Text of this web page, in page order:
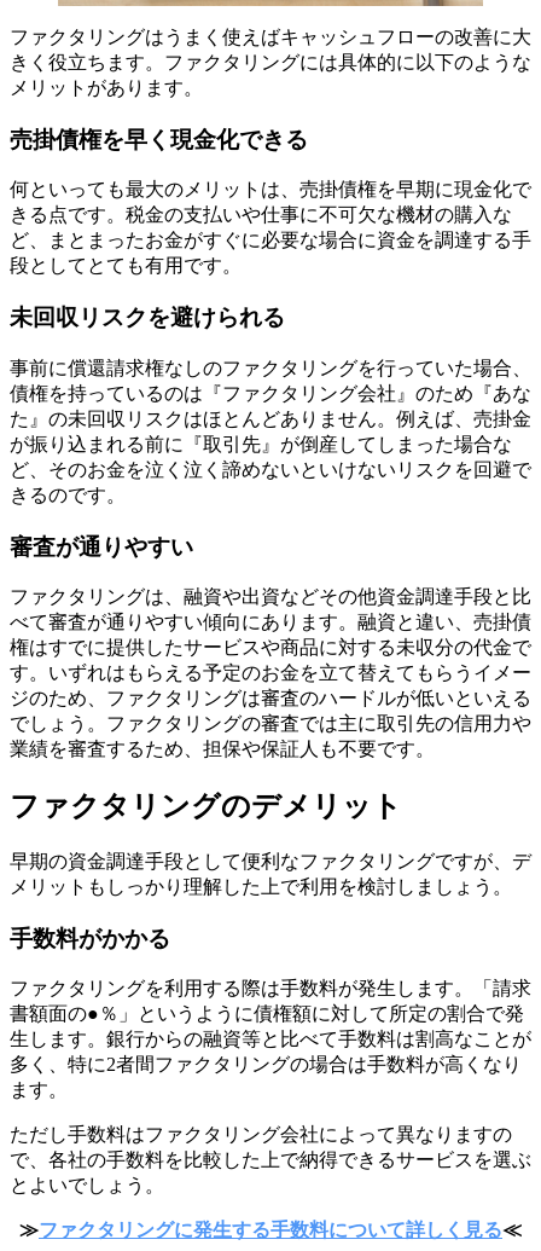
ファクタリングはうまく使えばキャッシュフローの改善に大
きく役立ちます。ファクタリングには具体的に以下のような
メリットがあります。
売掛債権を早く現金化できる
何といっても最大のメリットは、売掛債権を早期に現金化で
きる点です。税金の支払いや仕事に不可欠な機材の購入な
ど、まとまったお金がすぐに必要な場合に資金を調達する手
段としてとても有用です。
未回収リスクを避けられる
事前に償還請求権なしのファクタリングを行っていた場合、
債権を持っているのは『ファクタリング会社』のため『あな
た』の未回収リスクはほとんどありません。例えば、売掛金
が振り込まれる前に『取引先』が倒産してしまった場合な
ど、そのお金を泣く泣く諦めないといけないリスクを回避で
きるのです。
審査が通りやすい
ファクタリングは、融資や出資などその他資金調達手段と比
べて審査が通りやすい傾向にあります。融資と違い、売掛債
権はすでに提供したサービスや商品に対する未収分の代金で
す。いずれはもらえる予定のお金を立て替えてもらうイメー
ジのため、ファクタリングは審査のハードルが低いといえる
でしょう。ファクタリングの審査では主に取引先の信用力や
業績を審査するため、担保や保証人も不要です。
ファクタリングのデメリット
早期の資金調達手段として便利なファクタリングですが、デ
メリットもしっかり理解した上で利用を検討しましょう。
手数料がかかる
ファクタリングを利用する際は手数料が発生します。「請求
書額面の●％」というように債権額に対して所定の割合で発
生します。銀行からの融資等と比べて手数料は割高なことが
多く、特に2者間ファクタリングの場合は手数料が高くなり
ます。
ただし手数料はファクタリング会社によって異なりますの
で、各社の手数料を比較した上で納得できるサービスを選ぶ
とよいでしょう。
≫ファクタリングに発生する手数料について詳しく見る≪